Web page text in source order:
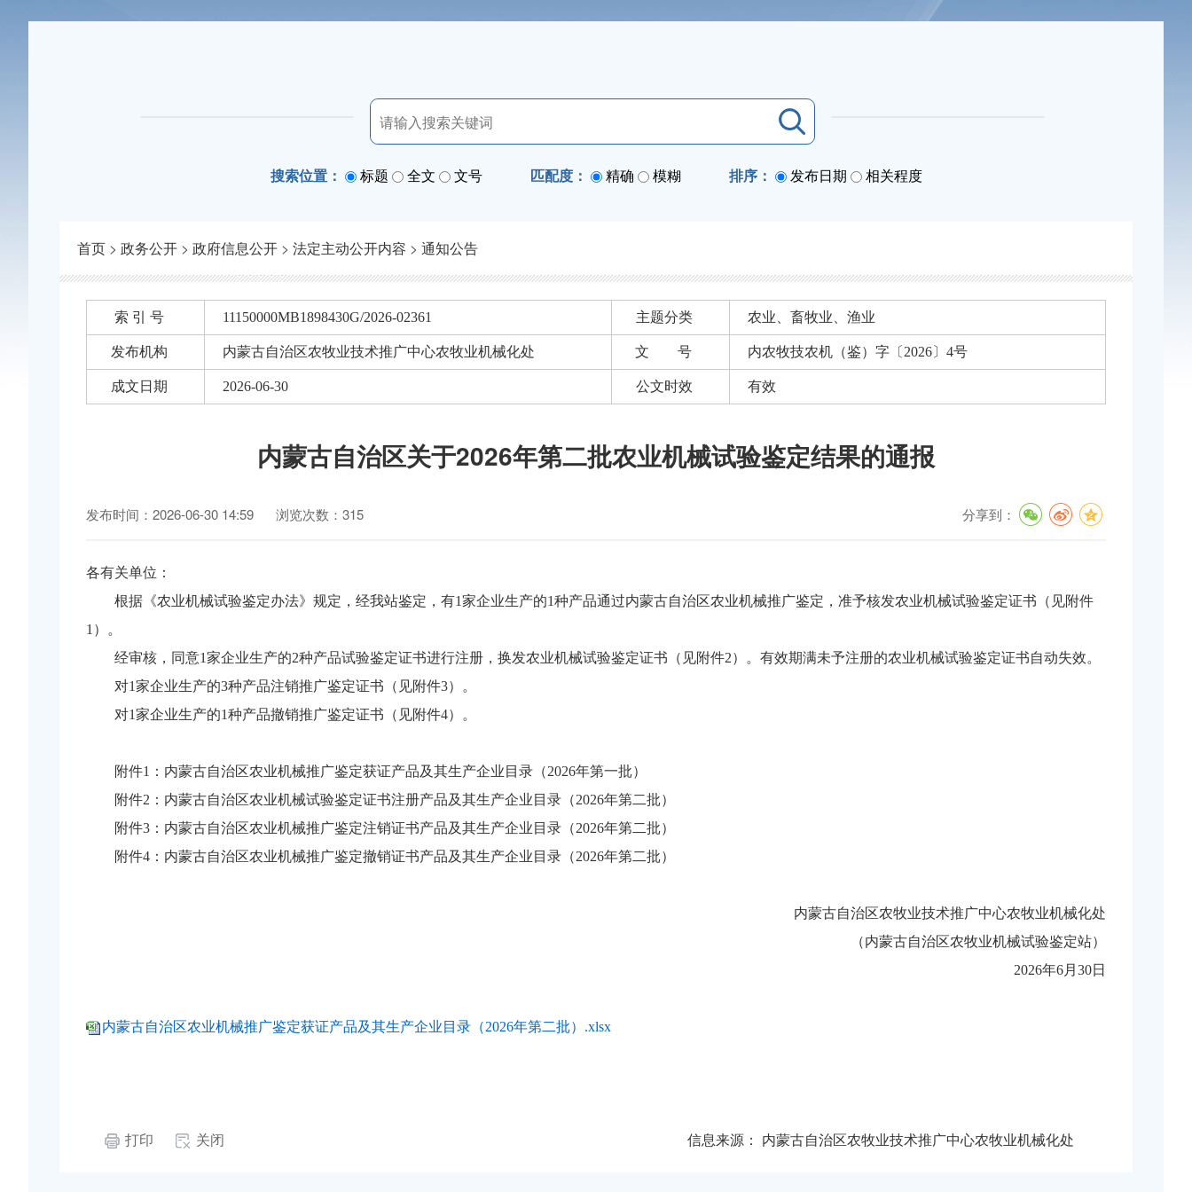
搜索位置： 标题 全文 文号 匹配度： 精确 模糊 排序： 发布日期 相关程度
首页 > 政务公开 > 政府信息公开 > 法定主动公开内容 > 通知公告
索 引 号 11150000MB1898430G/2026-02361 主题分类 农业、畜牧业、渔业
发布机构 内蒙古自治区农牧业技术推广中心农牧业机械化处 文 号 内农牧技农机（鉴）字〔2026〕4号
成文日期 2026-06-30 公文时效 有效
内蒙古自治区关于2026年第二批农业机械试验鉴定结果的通报
发布时间：2026-06-30 14:59 浏览次数：315 分享到：
各有关单位：
根据《农业机械试验鉴定办法》规定，经我站鉴定，有1家企业生产的1种产品通过内蒙古自治区农业机械推广鉴定，准予核发农业机械试验鉴定证书（见附件
1）。
经审核，同意1家企业生产的2种产品试验鉴定证书进行注册，换发农业机械试验鉴定证书（见附件2）。有效期满未予注册的农业机械试验鉴定证书自动失效。
对1家企业生产的3种产品注销推广鉴定证书（见附件3）。
对1家企业生产的1种产品撤销推广鉴定证书（见附件4）。
附件1：内蒙古自治区农业机械推广鉴定获证产品及其生产企业目录（2026年第一批）
附件2：内蒙古自治区农业机械试验鉴定证书注册产品及其生产企业目录（2026年第二批）
附件3：内蒙古自治区农业机械推广鉴定注销证书产品及其生产企业目录（2026年第二批）
附件4：内蒙古自治区农业机械推广鉴定撤销证书产品及其生产企业目录（2026年第二批）
内蒙古自治区农牧业技术推广中心农牧业机械化处
（内蒙古自治区农牧业机械试验鉴定站）
2026年6月30日
内蒙古自治区农业机械推广鉴定获证产品及其生产企业目录（2026年第二批）.xlsx
打印 关闭 信息来源： 内蒙古自治区农牧业技术推广中心农牧业机械化处